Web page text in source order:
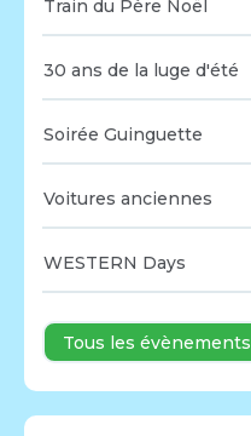
Train du Père Noël
30 ans de la luge d'été
Soirée Guinguette
Voitures anciennes
WESTERN Days
Tous les évènements